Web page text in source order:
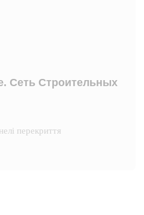
Сеть Строительных
перекриття